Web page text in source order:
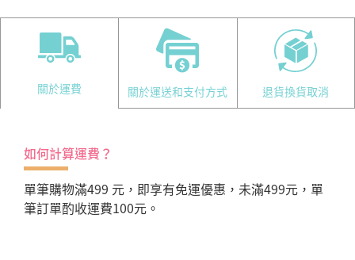
關於運費 關於運送和支付方式 退貨換貨取消
如何計算運費？
單筆購物滿499 元，即享有免運優惠，未滿499元，單
筆訂單酌收運費100元。